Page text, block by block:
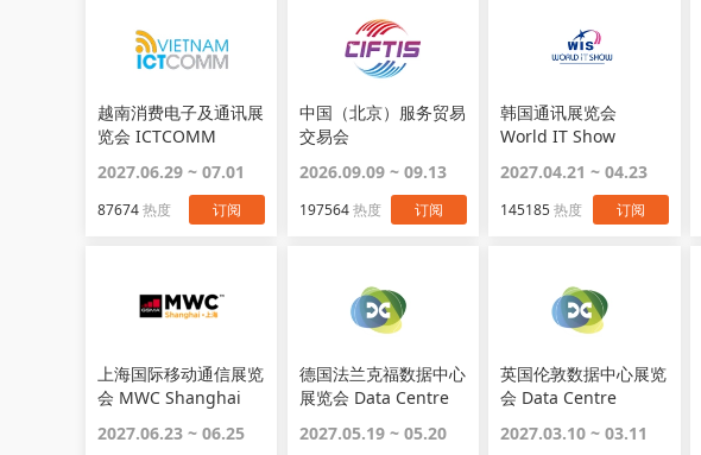
越南消费电子及通讯展
览会 ICTCOMM
2027.06.29 ~ 07.01
87674热度 订阅
中国（北京）服务贸易
交易会
2026.09.09 ~ 09.13
197564热度 订阅
韩国通讯展览会
World IT Show
2027.04.21 ~ 04.23
145185热度 订阅
上海国际移动通信展览
会 MWC Shanghai
2027.06.23 ~ 06.25
德国法兰克福数据中心
展览会 Data Centre
2027.05.19 ~ 05.20
英国伦敦数据中心展览
会 Data Centre
2027.03.10 ~ 03.11